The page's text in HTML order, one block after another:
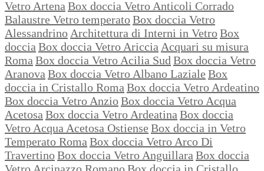
Vetro Artena Box doccia Vetro Anticoli Corrado
Balaustre Vetro temperatoBox doccia Vetro
Alessandrino Architettura di Interni in VetroBox
doccia Box doccia Vetro Ariccia Acquari su misura
Roma Box doccia Vetro Acilia Sud Box doccia Vetro
Aranova Box doccia Vetro Albano Laziale Box
doccia in Cristallo Roma Box doccia Vetro Ardeatino
Box doccia Vetro AnzioBox doccia Vetro Acqua
Acetosa Box doccia Vetro Ardeatina Box doccia
Vetro Acqua Acetosa Ostiense Box doccia in Vetro
Temperato Roma Box doccia Vetro Arco Di
TravertinoBox doccia Vetro Anguillara Box doccia